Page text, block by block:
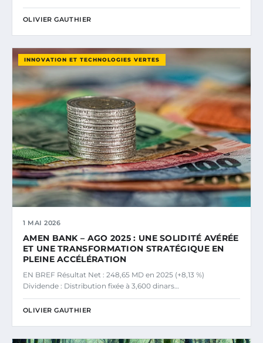
OLIVIER GAUTHIER
INNOVATION ET TECHNOLOGIES VERTES
1 MAI 2026
AMEN BANK – AGO 2025 : UNE SOLIDITÉ AVÉRÉE
ET UNE TRANSFORMATION STRATÉGIQUE EN
PLEINE ACCÉLÉRATION
EN BREF Résultat Net : 248,65 MD en 2025 (+8,13 %)
Dividende : Distribution fixée à 3,600 dinars…
OLIVIER GAUTHIER